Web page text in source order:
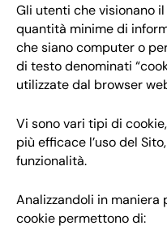
Gli utenti che visionano
quantità minime di
che siano computer o
di testo denominati
utilizzate dal browser
Vi sono vari tipi di
più efficace l’uso del
funzionalità.
Analizzandoli in
cookie permettono di: